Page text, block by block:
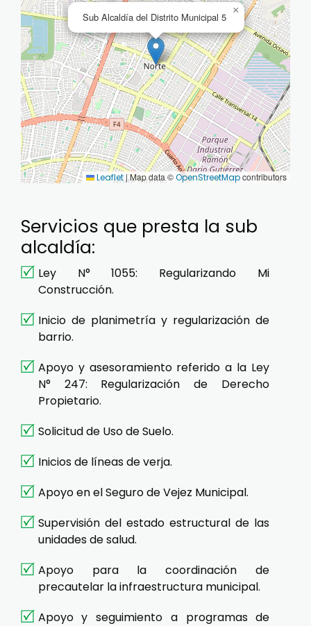
Sub Alcaldía del Distrito Municipal 5
×
Leaflet |Map data ©OpenStreetMapcontributors
Servicios que presta la sub
alcaldía:
Ley N° 1055: Regularizando Mi
Construcción.
Inicio de planimetría y regularización de
barrio.
Apoyo y asesoramiento referido a la Ley
N° 247: Regularización de Derecho
Propietario.
Solicitud de Uso de Suelo.
Inicios de líneas de verja.
Apoyo en el Seguro de Vejez Municipal.
Supervisión del estado estructural de las
unidades de salud.
Apoyo para la coordinación de
precautelar la infraestructura municipal.
Apoyo y seguimiento a programas de